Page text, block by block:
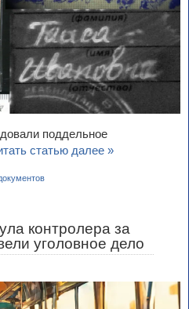
поддельное
статью далее »
контролера за
уголовное дело